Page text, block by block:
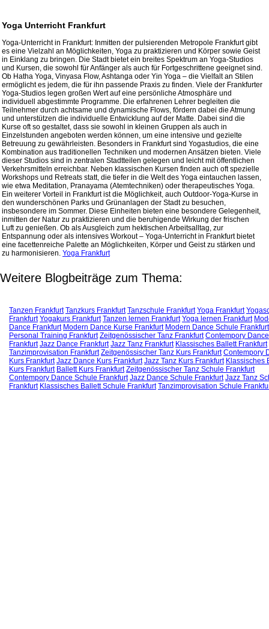
Yoga Unterricht Frankfurt
Yoga-Unterricht in Frankfurt: Inmitten der pulsierenden Metropole Frankfurt gibt
es eine Vielzahl an Möglichkeiten, Yoga zu praktizieren und Körper sowie Geist
in Einklang zu bringen. Die Stadt bietet ein breites Spektrum an Yoga-Studios
und Kursen, die sowohl für Anfänger als auch für Fortgeschrittene geeignet sind.
Ob Hatha Yoga, Vinyasa Flow, Ashtanga oder Yin Yoga – die Vielfalt an Stilen
ermöglicht es jedem, die für ihn passende Praxis zu finden. Viele der Frankfurter
Yoga-Studios legen großen Wert auf eine persönliche Atmosphäre und
individuell abgestimmte Programme. Die erfahrenen Lehrer begleiten die
Teilnehmer durch achtsame und dynamische Flows, fördern dabei die Atmung
und unterstützen die individuelle Entwicklung auf der Matte. Dabei sind die
Kurse oft so gestaltet, dass sie sowohl in kleinen Gruppen als auch in
Einzelstunden angeboten werden können, um eine intensive und gezielte
Betreuung zu gewährleisten. Besonders in Frankfurt sind Yogastudios, die eine
Kombination aus traditionellen Techniken und modernen Ansätzen bieten. Viele
dieser Studios sind in zentralen Stadtteilen gelegen und leicht mit öffentlichen
Verkehrsmitteln erreichbar. Neben klassischen Kursen finden auch oft spezielle
Workshops und Retreats statt, die tiefer in die Welt des Yoga eintauchen lassen,
wie etwa Meditation, Pranayama (Atemtechniken) oder therapeutisches Yoga.
Ein weiterer Vorteil in Frankfurt ist die Möglichkeit, auch Outdoor-Yoga-Kurse in
den wunderschönen Parks und Grünanlagen der Stadt zu besuchen,
insbesondere im Sommer. Diese Einheiten bieten eine besondere Gelegenheit,
inmitten der Natur zu praktizieren und die beruhigende Wirkung der frischen
Luft zu genießen. Ob als Ausgleich zum hektischen Arbeitsalltag, zur
Entspannung oder als intensives Workout – Yoga-Unterricht in Frankfurt bietet
eine facettenreiche Palette an Möglichkeiten, Körper und Geist zu stärken und
zu harmonisieren. Yoga Frankfurt
Weitere Blogbeiträge zum Thema:
Tanzen Frankfurt Tanzkurs Frankfurt Tanzschule Frankfurt Yoga Frankfurt
Frankfurt Yogakurs Frankfurt Tanzen lernen Frankfurt Yoga lernen Frankfurt
Dance Frankfurt Modern Dance Kurse Frankfurt Modern Dance Schule Frankfurt
Personal Training Frankfurt Zeitgenössischer Tanz Frankfurt Contempory Dance
Frankfurt Jazz Dance Frankfurt Jazz Tanz Frankfurt Klassisches Ballett Frankfurt
Tanzimprovisation Frankfurt Zeitgenössischer Tanz Kurs Frankfurt Contempory
Kurs Frankfurt Jazz Dance Kurs Frankfurt Jazz Tanz Kurs Frankfurt Klassisches
Kurs Frankfurt Ballett Kurs Frankfurt Zeitgenössischer Tanz Schule Frankfurt
Contempory Dance Schule Frankfurt Jazz Dance Schule Frankfurt Jazz Tanz
Frankfurt Klassisches Ballett Schule Frankfurt Tanzimprovisation Schule